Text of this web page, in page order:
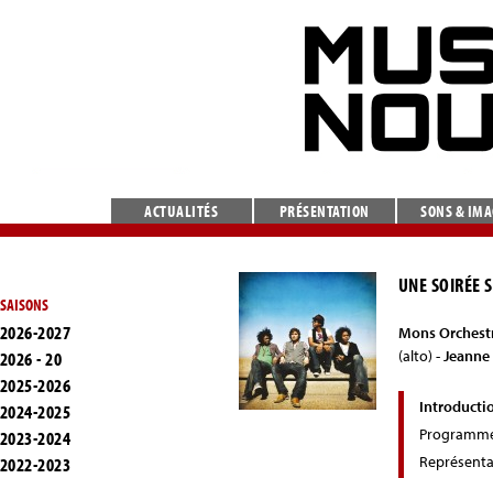
ACTUALITÉS PRÉSENTATION SONS &
SAISONS
2026-2027
2026 - 20
2025-2026
2024-2025
2023-2024
2022-2023
UNE SOIRÉE
Mons
(alto) -